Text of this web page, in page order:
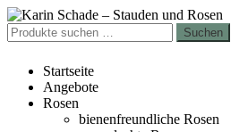
Zur
Navigation
springen
Zum
Inhalt
springen
Suchen
nach:
Suchen
Startseite
Angebote
Rosen
bienenfreundliche Rosen